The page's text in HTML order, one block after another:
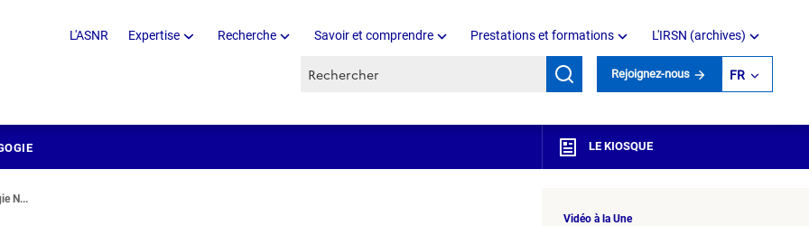
L'ASNR Expertise Recherche Savoir et comprendre Prestations et formations L'IRSN (archives)
Recherche par mots clés Rejoignez-nous FR
LE KIOSQUE
N...
Vidéo à la Une